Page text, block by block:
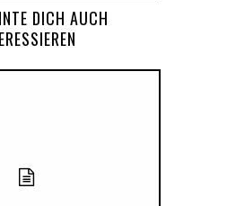
DICH AUCH